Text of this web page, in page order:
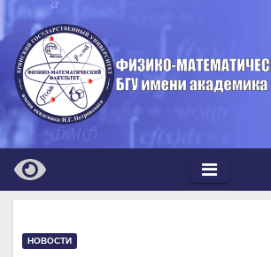
Перейти
к
содержимому
НОВОСТИ